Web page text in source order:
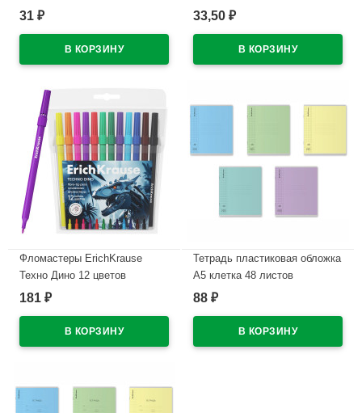
Кубомир (Mine Block) HB
пластик арт.65314 (Ст.42)
31 ₽
Прима-кошка (Prima Cat) HB
пластик арт.65385 (Ст.42)
33,50 ₽
Фломастеры ErichKrause
Техно Дино 12 цветов
арт.65030
181 ₽
Тетрадь пластиковая обложка
А5 клетка 48 листов
ErichKrause CoverPrо
арт.64630
88 ₽